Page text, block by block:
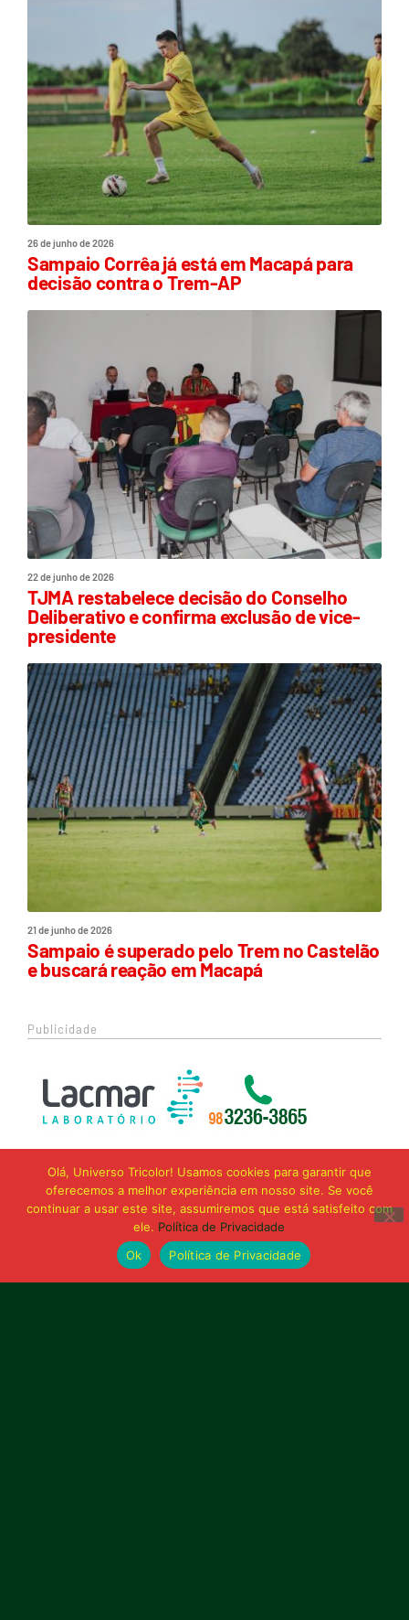
26 de junho de 2026
Sampaio Corrêa já está em Macapá para
decisão contra o Trem-AP
22 de junho de 2026
TJMA restabelece decisão do Conselho
Deliberativo e confirma exclusão de vice-
presidente
21 de junho de 2026
Sampaio é superado pelo Trem no Castelão
e buscará reação em Macapá
Publicidade
Olá, Universo Tricolor! Usamos cookies para garantir que
oferecemos a melhor experiência em nosso site. Se você
continuar a usar este site, assumiremos que está satisfeito com
ele. Política de Privacidade
Ok
Política de Privacidade